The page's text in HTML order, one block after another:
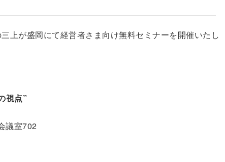
上が盛岡にて経営者さま向け無料セミナーを開催いたし
視点”
議室702